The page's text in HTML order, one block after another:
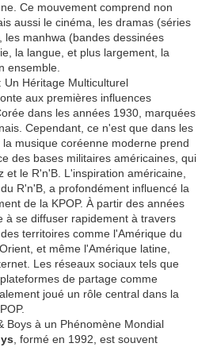
Ce mouvement comprend non
aussi le cinéma, les dramas (séries
les manhwa (bandes dessinées
la langue, et plus largement, la
ensemble.
Un Héritage Multiculturel
aux premières influences
dans les années 1930, marquées
Cependant, ce n'est que dans les
musique coréenne moderne prend
des bases militaires américaines, qui
et le R'n'B. L'inspiration américaine,
R'n'B, a profondément influencé la
de la KPOP. À partir des années
à se diffuser rapidement à travers
territoires comme l'Amérique du
et même l'Amérique latine,
Les réseaux sociaux tels que
de partage comme
joué un rôle central dans la
Boys à un Phénomène Mondial
, formé en 1992, est souvent